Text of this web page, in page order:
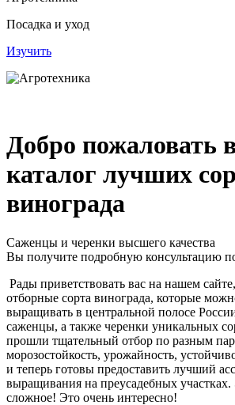
Посадка и уход
Изучить
Добро пожаловать
каталог лучших
винограда
Саженцы и черенки высшего качества
Вы получите подробную консультацию
Рады приветствовать вас на нашем
отборные сорта винограда, которые
выращивать в центральной полосе
саженцы, а также черенки уникальных
прошли тщательный отбор по разным
морозостойкость, урожайность,
и теперь готовы предоставить лучший
выращивания на преусадебных участках.
сложное! Это очень интересно!